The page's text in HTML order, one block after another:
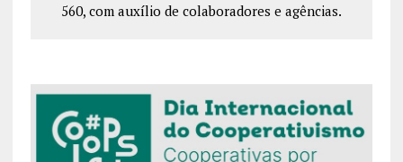
560, com auxílio de colaboradores e agências.